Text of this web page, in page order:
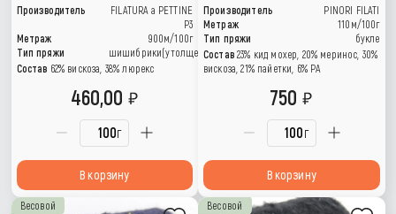
Производитель
FILATURA a PETTINE
P3
Метраж
900м/100г
Тип пряжи
шишибрики(утолщения)
Состав 62% вискоза, 38% люрекс
г
460,00
В корзину
Производитель
PINORI FILATI
Метраж
110м/100г
Тип пряжи
букле
Состав 23% кид мохер, 20% меринос, 30%
вискоза, 21% пайетки, 6% РА
г
750
В корзину
Весовой Весовой